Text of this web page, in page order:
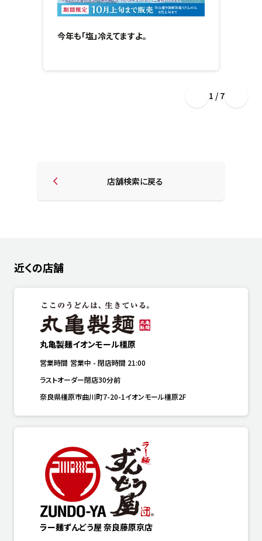
今年も「塩」冷えてますよ。
1 / 7
店舗検索に戻る
近くの店舗
丸亀製麺イオンモール橿原
営業時間 営業中 - 閉店時間 21:00
ラストオーダー閉店30分前
奈良県橿原市曲川町7-20-1イオンモール橿原2F
ラー麺ずんどう屋 奈良藤原京店